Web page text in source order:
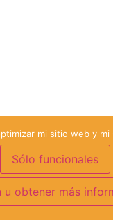
mi sitio web y mi
Sólo funcionales
obtener más